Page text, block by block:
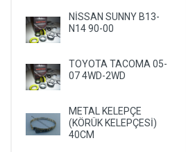
NİSSAN SUNNY B13-
N14 90-00
TOYOTA TACOMA 05-
07 4WD-2WD
METAL KELEPÇE
(KÖRÜK KELEPÇESİ)
40CM